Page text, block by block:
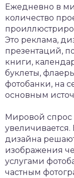
Ежедневно в
количество
Это реклама,
презентаций,
книги,
буклеты,
фотобанки, на
основным
Мировой
дизайна
изображения
услугами
частным